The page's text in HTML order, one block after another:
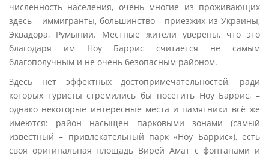
численность населения, очень многие из проживающих
здесь – иммигранты, большинство – приезжих из Украины,
Эквадора, Румынии. Местные жители уверены, что это
благодаря им Ноу Баррис считается не самым
благополучным и не очень безопасным районом.
Здесь нет эффектных достопримечательностей, ради
которых туристы стремились бы посетить Ноу Баррис, –
однако некоторые интересные места и памятники всё же
имеются: район насыщен парковыми зонами (самый
известный – привлекательный парк «Ноу Баррис»), есть
своя оригинальная площадь Вирей Амат с фонтанами и